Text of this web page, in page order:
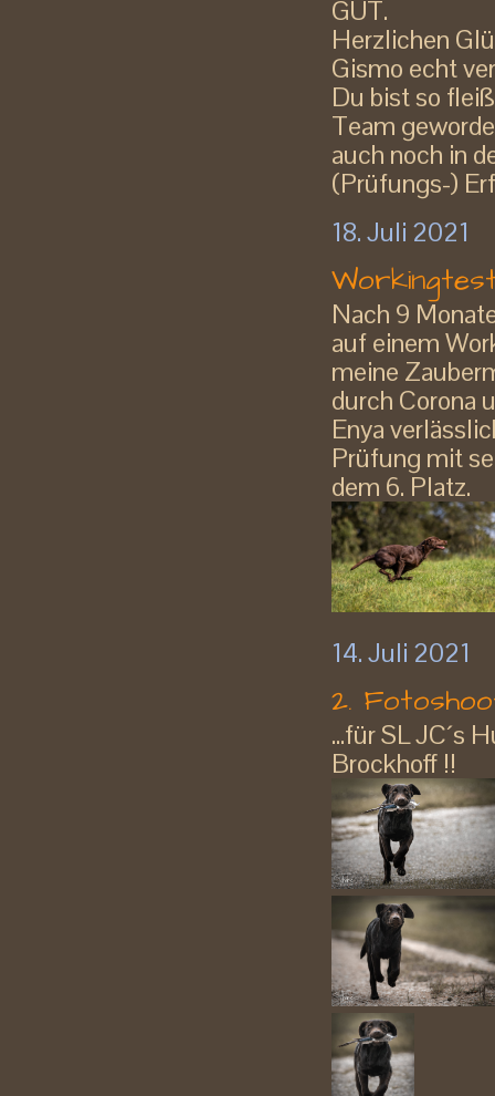
GUT.
Herzlichen
Gismo echt
Du bist so
Team
auch noch in
(Prüfungs-)
18. Juli 2021
Nach 9
auf einem
meine
durch Corona
Enya
Prüfung mit
dem 6. Platz.
14. Juli 2021
2.
...für SL JC´s
Brockhoff !!